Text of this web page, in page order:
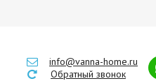
info@vanna-home.ru
Обратный звонок